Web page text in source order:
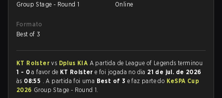
Group Stage - Round 1
Online
Formato
Best of 3
KT Rolstervs Dplus KIA A partida de League of Legends terminou
1 - 0 a favor de KT Rolstere foi jogada no dia 21 de jul. de 2026
às 08:55 . A partida foi uma Best of 3 e faz parte do KeSPA Cup
2026 Group Stage - Round 1.